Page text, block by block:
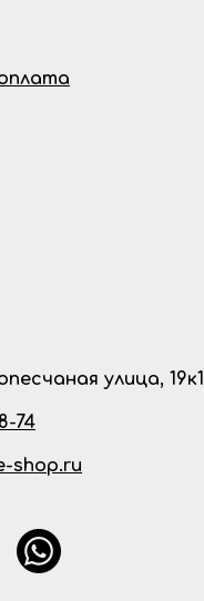
улица, 19к1
74
shop.ru